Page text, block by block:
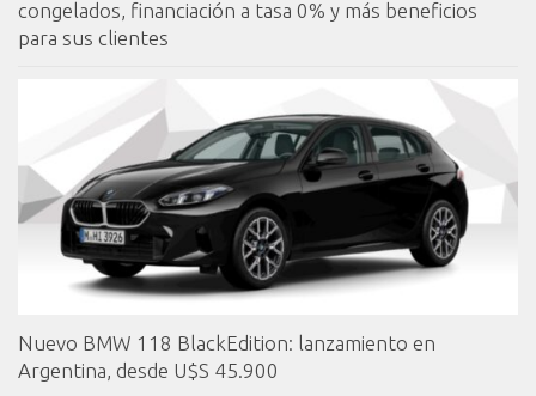
congelados, financiación a tasa 0% y más beneficios
para sus clientes
Nuevo BMW 118 BlackEdition: lanzamiento en
Argentina, desde U$S 45.900